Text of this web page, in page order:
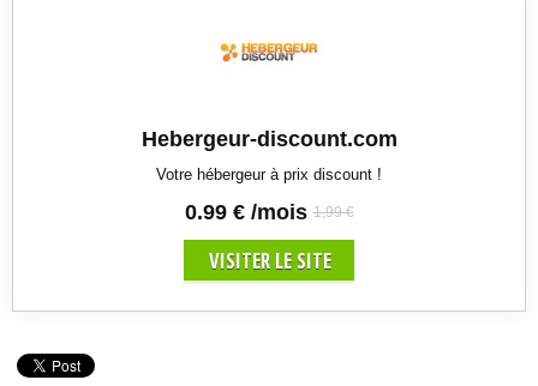
Hebergeur-discount.com
Votre hébergeur à prix discount !
0.99 € /mois 1,99 €
VISITER LE SITE